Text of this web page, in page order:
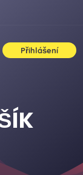
Přihlášení